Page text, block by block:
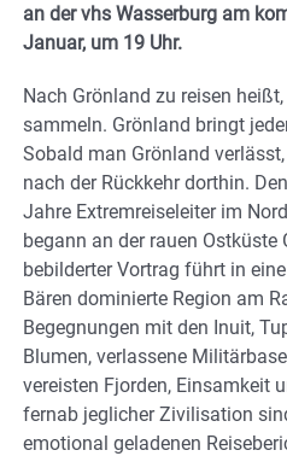
an der vhs Wasserburg am
Januar, um 19 Uhr.
Nach Grönland zu reisen
sammeln. Grönland bringt
Sobald man Grönland
nach der Rückkehr dorthin.
Jahre Extremreiseleiter im
begann an der rauen Ostküste
bebilderter Vortrag führt in
Bären dominierte Region am
Begegnungen mit den Inuit,
Blumen, verlassene
vereisten Fjorden, Einsamkeit
fernab jeglicher Zivilisation
emotional geladenen